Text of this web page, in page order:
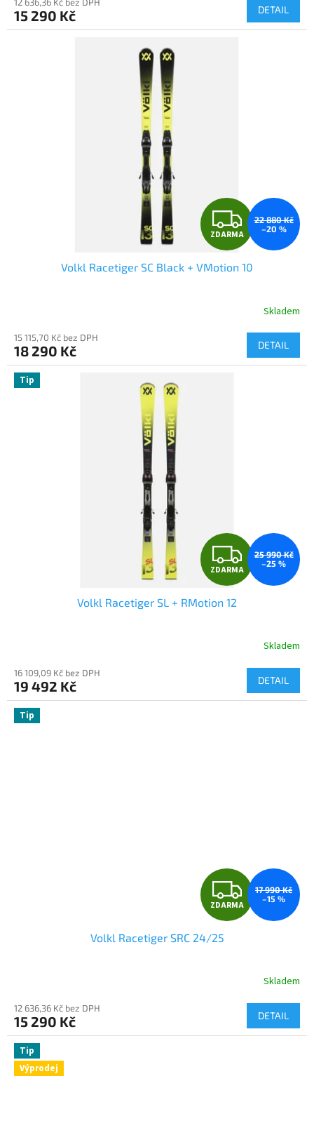
A
12 636,36 Kč bez DPH
15 290 Kč DETAIL
Z
D
A
M
A
ZDARMA
22 880 Kč
–20 %
Volkl Racetiger SC Black + VMotion 10
Skladem
15 115,70 Kč bez DPH
18 290 Kč DETAIL
Tip
Z
D
M
A
ZDARMA
25 990 Kč
–25 %
Volkl Racetiger SL + RMotion 12
Skladem
16 109,09 Kč bez DPH
19 492 Kč DETAIL
Tip
Z
D
M
A
ZDARMA
17 990 Kč
–15 %
Volkl Racetiger SRC 24/25
Skladem
12 636,36 Kč bez DPH
15 290 Kč DETAIL
Tip
Výprodej